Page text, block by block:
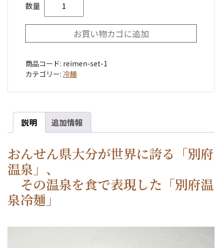
数量
お買い物カゴに追加
商品コード: reimen-set-1
カテゴリー: 冷麺
説明 追加情報
おんせん県大分が世界に誇る「別府
温泉」、
その温泉を食で表現した「別府温
泉冷麺」